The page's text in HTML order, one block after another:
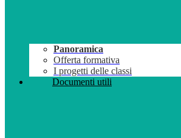
Panoramica
Offerta formativa
I progetti delle classi
Documenti utili